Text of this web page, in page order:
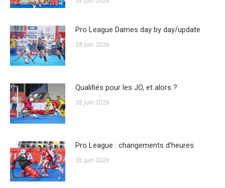
Pro League Dames day by day/update
28 juin 2026
Qualifiés pour les JO, et alors ?
28 juin 2026
Pro League : changements d’heures
26 juin 2026